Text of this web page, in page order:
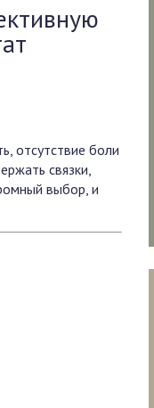
отсутствие боли
связки,
выбор, и